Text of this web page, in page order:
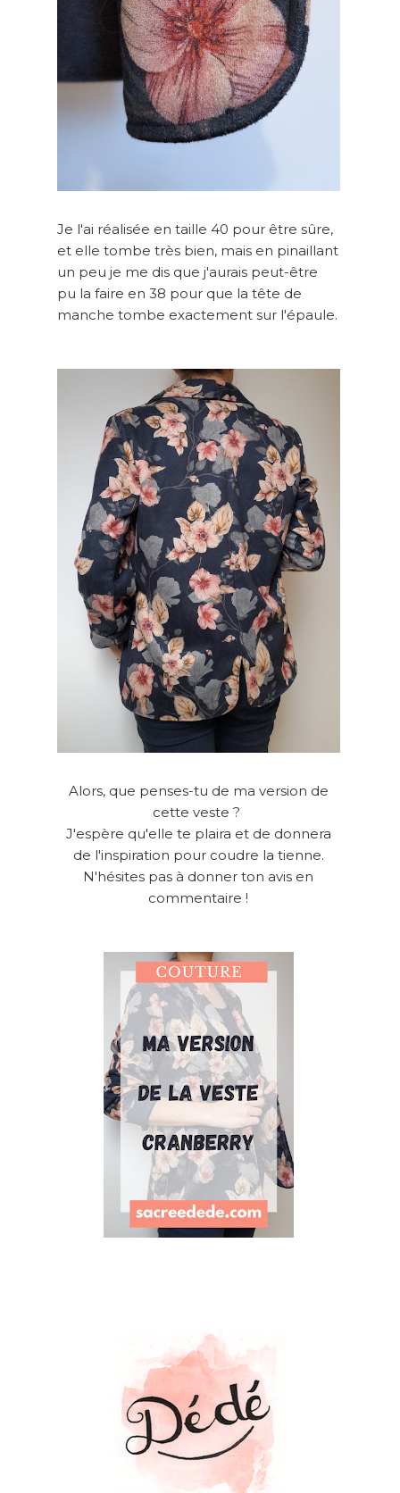
Je l'ai réalisée en taille 40 pour être sûre,
et elle tombe très bien, mais en pinaillant
un peu je me dis que j'aurais peut-être
pu la faire en 38 pour que la tête de
manche tombe exactement sur l'épaule.
Alors, que penses-tu de ma version de
cette veste ?
J'espère qu'elle te plaira et de donnera
de l'inspiration pour coudre la tienne.
N'hésites pas à donner ton avis en
commentaire !